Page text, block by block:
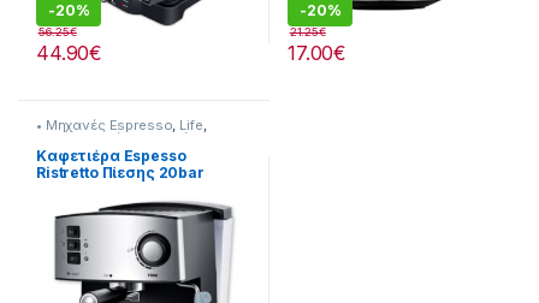
-20%
44.90€
56.25€
-20%
17.00€
21.25€
• Μηχανές Espresso, Life,
Προετοιμασία Πρωινού
Καφετιέρα Espesso
Ristretto Πίεσης 20bar